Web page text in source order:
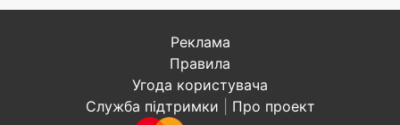
Реклама
Правила
Угода користувача
Служба підтримки
Про проект